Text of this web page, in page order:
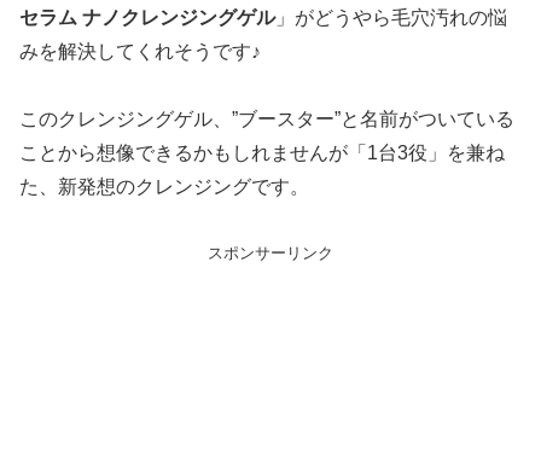
セラム ナノクレンジングゲル」がどうやら毛穴汚れの悩
みを解決してくれそうです♪
このクレンジングゲル、”ブースター”と名前がついている
ことから想像できるかもしれませんが「1台3役」を兼ね
た、新発想のクレンジングです。
スポンサーリンク